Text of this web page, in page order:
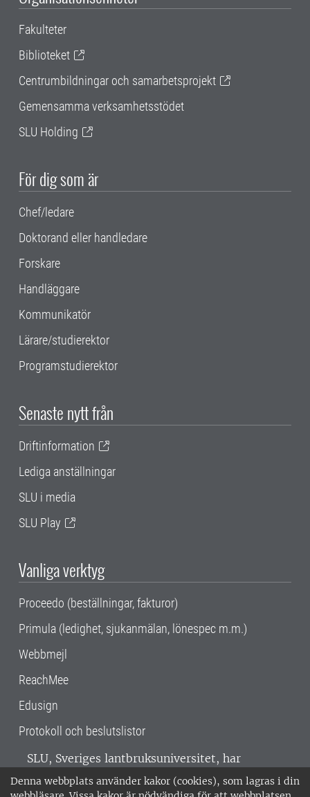
Denna webbplats använder kakor (cookies), som lagras i din
Fakulteter
Biblioteket
Centrumbildningar och samarbetsprojekt
Gemensamma verksamhetsstödet
SLU Holding
För dig som är
Chef/ledare
Doktorand eller handledare
Forskare
Handläggare
Kommunikatör
Lärare/studierektor
Programstudierektor
Senaste nytt från
Driftinformation
Lediga anställningar
SLU i media
SLU Play
Vanliga verktyg
Proceedo (beställningar, fakturor)
Primula (ledighet, sjukanmälan, lönespec m.m.)
Webbmejl
ReachMee
Edusign
Protokoll och beslutslistor
SLU, Sveriges lantbruksuniversitet, har
verksamhet över hela Sverige. Huvudorter är
Alnarp, Uppsala och Umeå.SLU är